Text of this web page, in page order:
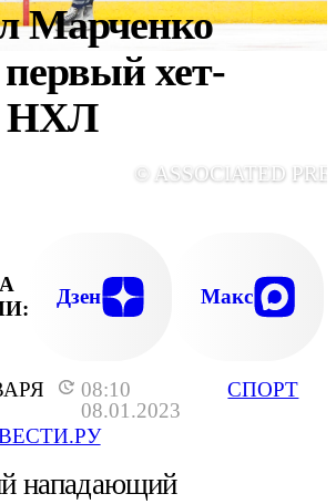
08:10
08.01.2023
СПОРТ
Марченко
первый хет-
НХЛ
© ASSOCIATED
Дзен Макс
нападающий